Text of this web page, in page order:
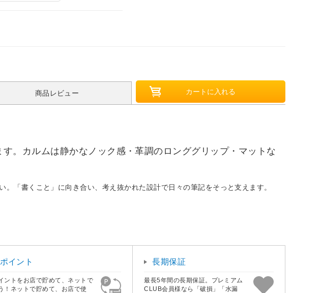
商品レビュー
。カルムは静かなノック感・革調のロンググリップ・マットな
「書くこと」に向き合い、考え抜かれた設計で日々の筆記をそっと支えます。
ポイント
ントをお店で貯めて、ネットで
！ネットで貯めて、お店で使
長期保証
最長5年間の長期保証。プレミアム
CLUB会員様なら「破損」「水漏